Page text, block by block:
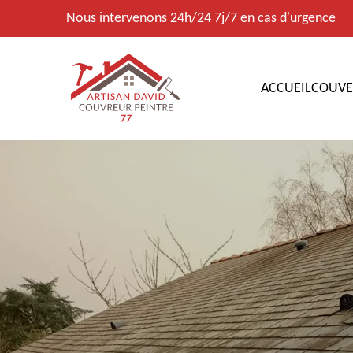
Nous intervenons 24h/24 7j/7 en cas d'urgence
ACCUEIL